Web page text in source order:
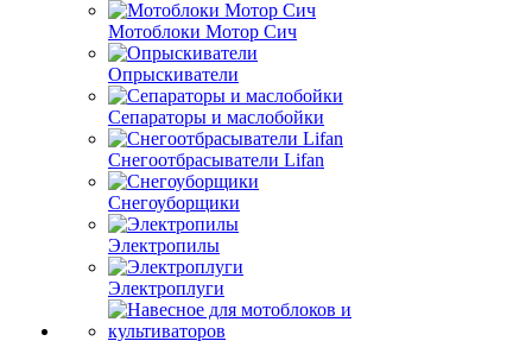
Мотоблоки Мотор Сич
Опрыскиватели
Сепараторы и маслобойки
Снегоотбрасыватели Lifan
Снегоуборщики
Электропилы
Электроплуги